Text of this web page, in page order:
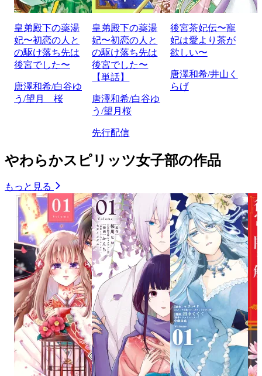
皇弟殿下の薬湯
妃〜初恋の人と
の駆け落ち先は
後宮でした〜
唐澤和希/白谷ゆ
う/望月 桜
皇弟殿下の薬湯
妃〜初恋の人と
の駆け落ち先は
後宮でした〜
【単話】
唐澤和希/白谷ゆ
う/望月桜
先行配信
後宮茶妃伝〜寵
妃は愛より茶が
欲しい〜
唐澤和希/井山く
らげ
やわらかスピリッツ女子部の作品
もっと見る